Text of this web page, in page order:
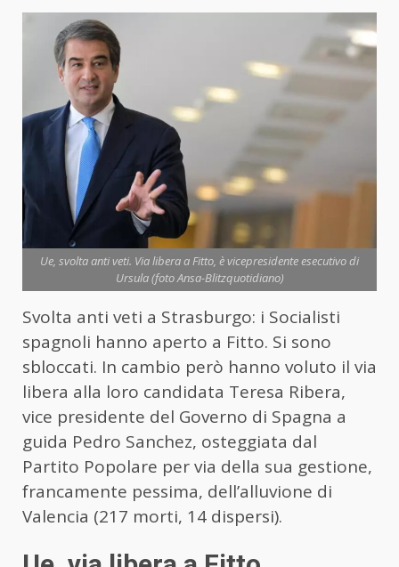
Ue, svolta anti veti. Via libera a Fitto, è vicepresidente esecutivo di
Ursula (foto Ansa-Blitzquotidiano)
Svolta anti veti a Strasburgo: i Socialisti
spagnoli hanno aperto a Fitto. Si sono
sbloccati. In cambio però hanno voluto il via
libera alla loro candidata Teresa Ribera,
vice presidente del Governo di Spagna a
guida Pedro Sanchez, osteggiata dal
Partito Popolare per via della sua gestione,
francamente pessima, dell’alluvione di
Valencia (217 morti, 14 dispersi).